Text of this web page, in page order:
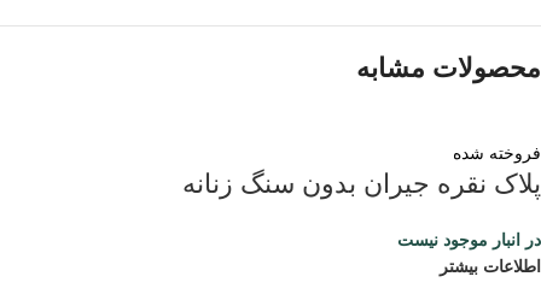
محصولات مشابه
فروخته شده
پلاک نقره جیران بدون سنگ زنانه
در انبار موجود نیست
اطلاعات بیشتر